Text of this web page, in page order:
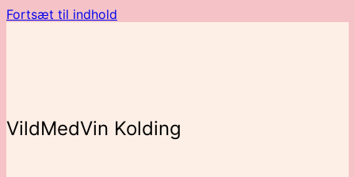
Fortsæt til indhold
VildMedVin Kolding